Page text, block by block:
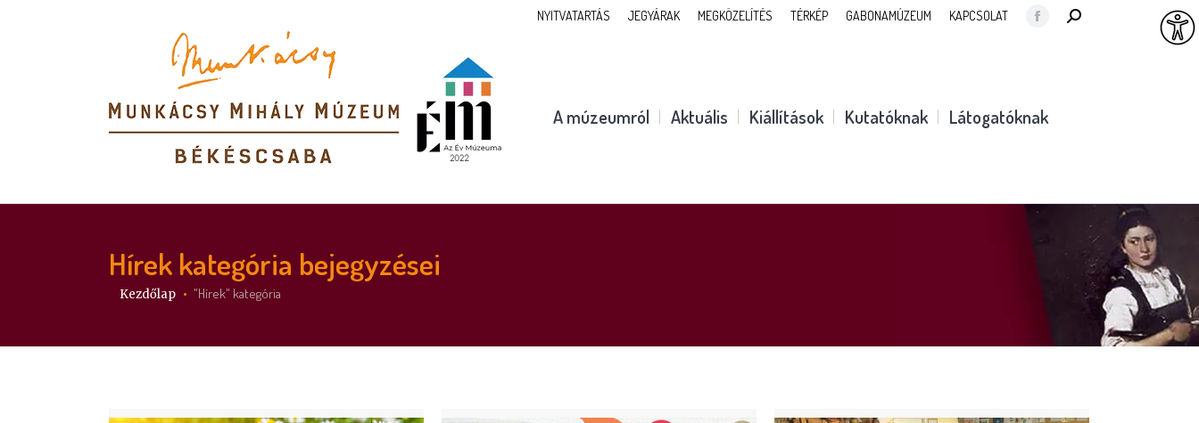
NYITVATARTÁS JEGYÁRAK MEGKÖZELÍTÉS TÉRKÉP GABONAMÚZEUM KAPCSOLAT
Facebook
new
SEARCH:
A múzeumról Aktuális Kiállítások Kutatóknak Látogatóknak
Hírek kategória bejegyzései
Itt vagy:
Kezdőlap "Hírek" kategória